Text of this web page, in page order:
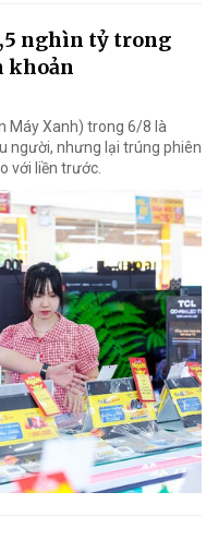
nghìn tỷ trong
khoản
Máy Xanh) trong 6/8 là
người, nhưng lại trúng phiên
với liền trước.